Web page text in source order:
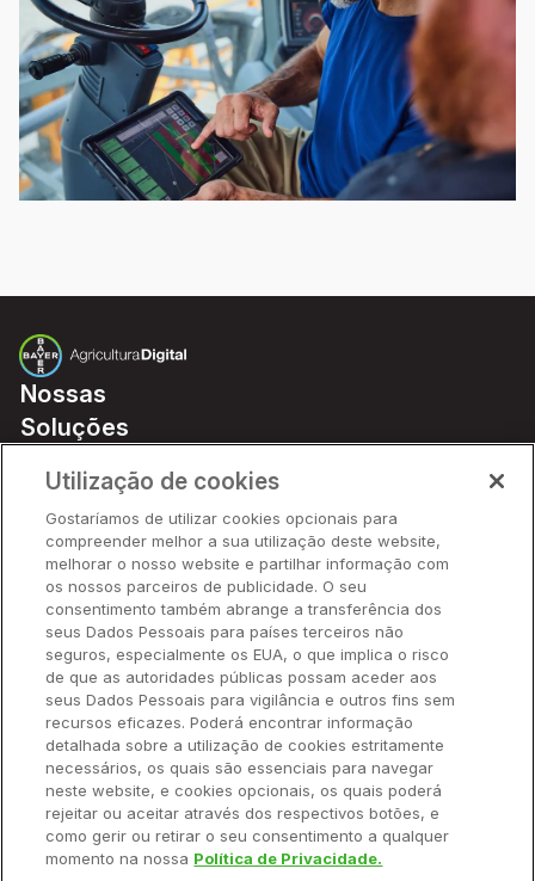
Nossas
Soluções
Parceiros
Hardware
Ajuda Rápida
Recursos
Empresa
Contato
Utilização de cookies
Gostaríamos de utilizar cookies opcionais para
compreender melhor a sua utilização deste website,
melhorar o nosso website e partilhar informação com
os nossos parceiros de publicidade. O seu
consentimento também abrange a transferência dos
seus Dados Pessoais para países terceiros não
seguros, especialmente os EUA, o que implica o risco
de que as autoridades públicas possam aceder aos
seus Dados Pessoais para vigilância e outros fins sem
recursos eficazes. Poderá encontrar informação
detalhada sobre a utilização de cookies estritamente
necessários, os quais são essenciais para navegar
neste website, e cookies opcionais, os quais poderá
rejeitar ou aceitar através dos respectivos botões, e
como gerir ou retirar o seu consentimento a qualquer
momento na nossa Política de Privacidade.